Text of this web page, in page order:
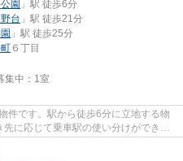
園 」駅 徒歩6分
台 」駅 徒歩21分
」駅 徒歩25分
６丁目
中： 1室
件です。駅から徒歩6分に立地する物
に応じて乗車駅の使い分けができま